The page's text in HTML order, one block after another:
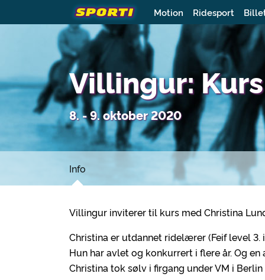
Motion Ridesport
Villingur:
8. - 9. oktober 2020
Info
Villingur inviterer til kurs med Christina
Christina er utdannet ridelærer (Feif level 3.
Hun har avlet og konkurrert i flere år. Og
Christina tok sølv i firgang under VM i